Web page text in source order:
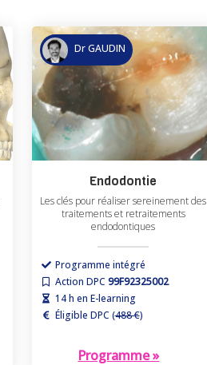
Dr GAUDIN
Endodontie
Les clés pour réaliser sereinement des
traitements et retraitements
endodontiques
Programme intégré
Action DPC 99F92325002
14 h en E-learning
Éligible DPC (488 €)
Programme »